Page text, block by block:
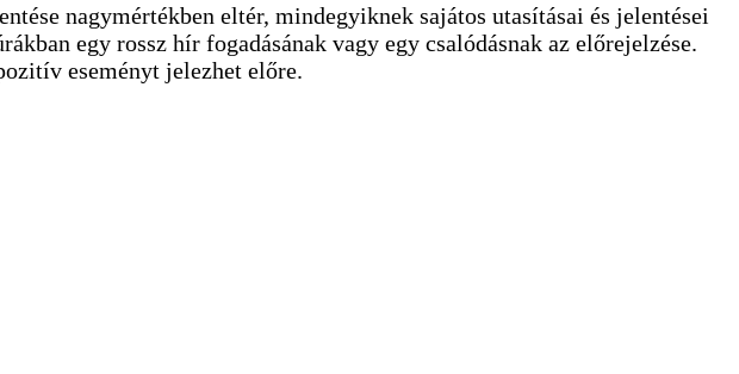
nagymértékben eltér, mindegyiknek sajátos utasításai és jelentései
egy rossz hír fogadásának vagy egy csalódásnak az előrejelzése.
eseményt jelezhet előre.